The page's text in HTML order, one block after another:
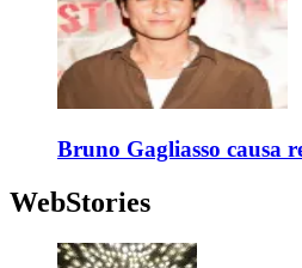
Bruno Gagliasso causa
WebStories